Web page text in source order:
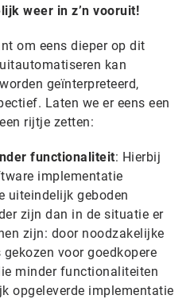
weer in z’n vooruit!
om eens dieper op dit
kan
geïnterpreteerd,
Laten we er eens een
rijtje zetten:
functionaliteit: Hierbij
implementatie
uiteindelijk geboden
zijn dan in de situatie er
zijn: door noodzakelijke
voor goedkopere
minder functionaliteiten
opgeleverde implementatie